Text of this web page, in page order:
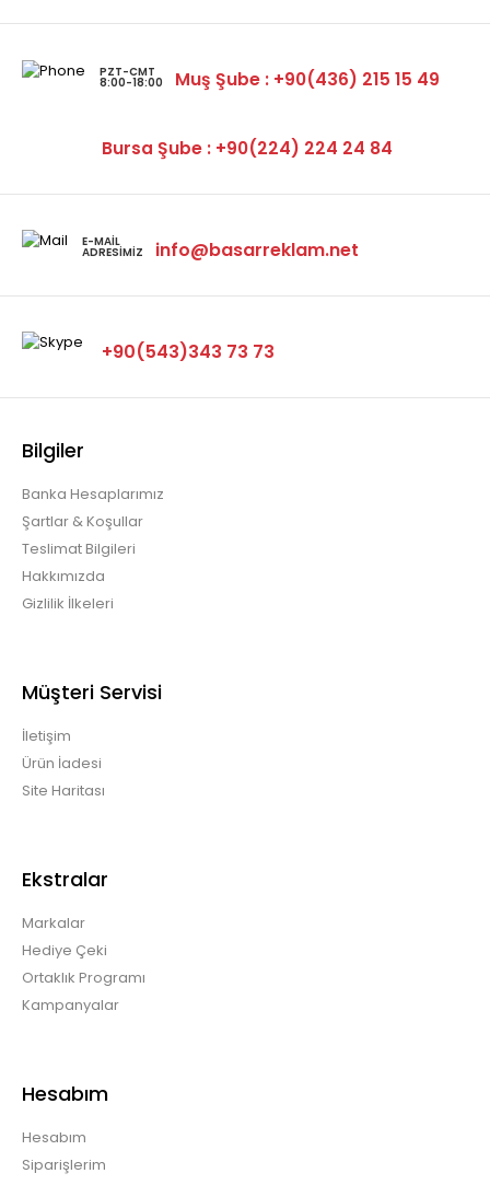
PZT-CMT
8:00-18:00 Muş Şube : +90(436) 215 15 49
Bursa Şube : +90(224) 224 24 84
E-MAIL
ADRESIMIZ info@basarreklam.net
+90(543)343 73 73
Bilgiler
Banka Hesaplarımız
Şartlar & Koşullar
Teslimat Bilgileri
Hakkımızda
Gizlilik İlkeleri
Müşteri Servisi
İletişim
Ürün İadesi
Site Haritası
Ekstralar
Markalar
Hediye Çeki
Ortaklık Programı
Kampanyalar
Hesabım
Hesabım
Siparişlerim